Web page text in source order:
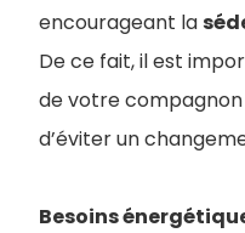
encourageant la
De ce fait, il est
de votre
d’éviter un
Besoins